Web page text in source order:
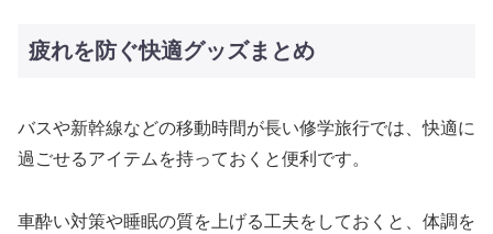
疲れを防ぐ快適グッズまとめ
バスや新幹線などの移動時間が長い修学旅行では、快適に
過ごせるアイテムを持っておくと便利です。
車酔い対策や睡眠の質を上げる工夫をしておくと、体調を